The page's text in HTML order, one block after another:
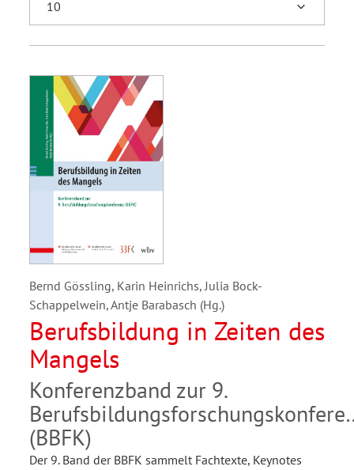
Bernd Gössling, Karin Heinrichs, Julia Bock-
Schappelwein, Antje Barabasch (Hg.)
Berufsbildung in Zeiten des
Mangels
Konferenzband zur 9.
(BBFK)
Der 9. Band der BBFK sammelt Fachtexte, Keynotes